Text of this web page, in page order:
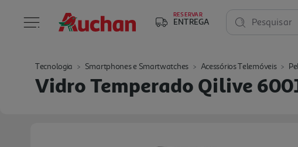
RESERVAR
ENTREGA Pesquisar
Tecnologia Smartphones e Smartwatches Acessórios Telemóveis
Vidro Temperado Qilive